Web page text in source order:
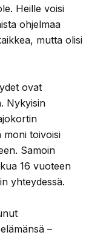
Heille voisi
ohjelmaa
mutta olisi
ovat
Nykyisin
moni toivoisi
Samoin
16 vuoteen
yhteydessä.
–